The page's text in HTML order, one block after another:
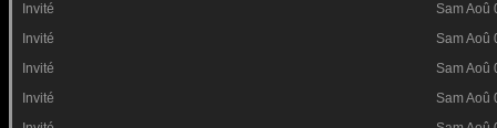
Invité
Sam Aoû
Invité
Sam Aoû
Invité
Sam Aoû
Invité
Sam Aoû